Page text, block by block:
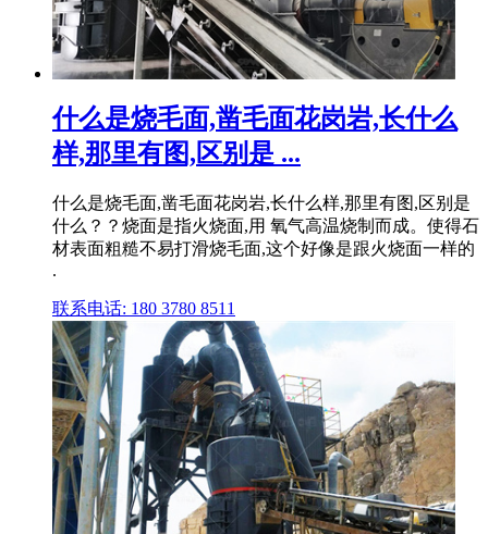
什么是烧毛面,凿毛面花岗岩,长什么
样,那里有图,区别是 ...
什么是烧毛面,凿毛面花岗岩,长什么样,那里有图,区别是
什么？？烧面是指火烧面,用 氧气高温烧制而成。使得石
材表面粗糙不易打滑烧毛面,这个好像是跟火烧面一样的
.
联系电话: 180 3780 8511